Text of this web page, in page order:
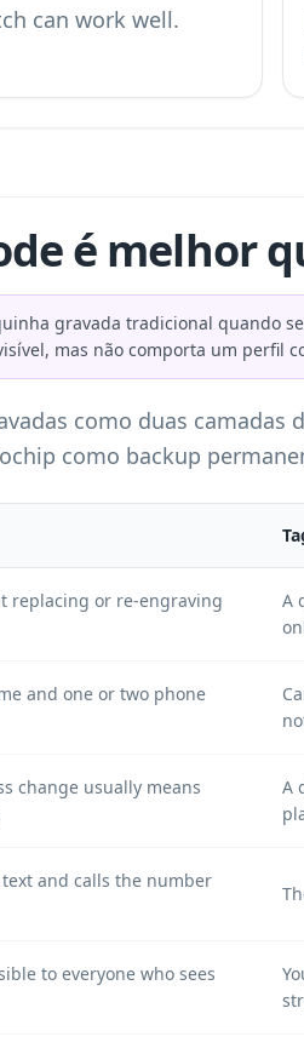
can work well.
é melhor
gravada tradicional quando
mas não comporta um perfil
como duas
como backup
replacing or re-engraving
A
and one or two phone
change usually means
A
and calls the number
to everyone who sees